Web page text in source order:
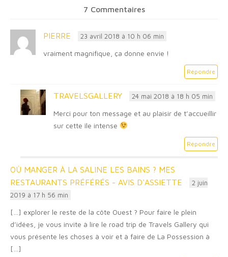
7 Commentaires
PIERRE 23 avril 2018 à 10 h 06 min
vraiment magnifique, ça donne envie !
Répondre
TRAVELSGALLERY 24 mai 2018 à 18 h 05 min
Merci pour ton message et au plaisir de t’accueillir
sur cette île intense
Répondre
OÙ MANGER À LA SALINE LES BAINS ? MES
RESTAURANTS PRÉFÉRÉS - AVIS D'ASSIETTE
2 juin
2019 à 17 h 56 min
[…] explorer le reste de la côte Ouest ? Pour faire le plein
d’idées, je vous invite à lire le road trip de Travels Gallery qui
vous présente les choses à voir et à faire de La Possession à
[…]